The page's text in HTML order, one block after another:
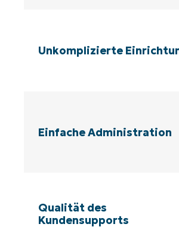
Unkomplizierte
Einfache Administration
Qualität des
Kundensupports